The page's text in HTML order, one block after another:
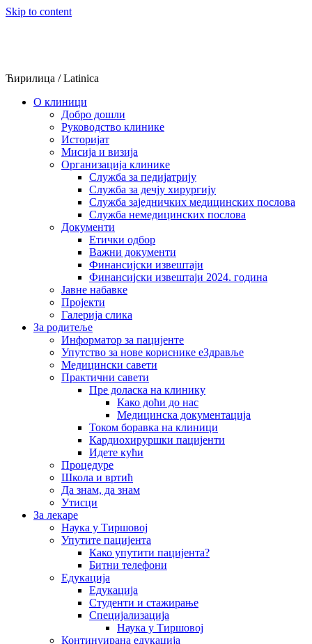
Skip to content
Ћирилица /Latinica
О клиници
Добро дошли
Руководство клинике
Историјат
Мисија и визија
Организација клинике
Служба за педијатрију
Служба за дечју хирургију
Служба заједничких медицинских послова
Служба немедицинских послова
Документи
Етички одбор
Важни документи
Финансијски извештаји
Финансијски извештаји 2024. година
Јавне набавке
Пројекти
Галерија слика
За родитеље
Информатор за пацијенте
Упутство за нове кориснике еЗдравље
Медицински савети
Практични савети
Пре доласка на клинику
Како доћи до нас
Медицинска документација
Током боравка на клиници
Кардиохируршки пацијенти
Идете кући
Процедуре
Школа и вртић
Да знам, да знам
Утисци
За лекаре
Наука у Тиршовој
Упутите пацијента
Како упутити пацијента?
Битни телефони
Едукација
Едукација
Студенти и стажирање
Специјализација
Наука у Тиршовој
Континуирана едукација